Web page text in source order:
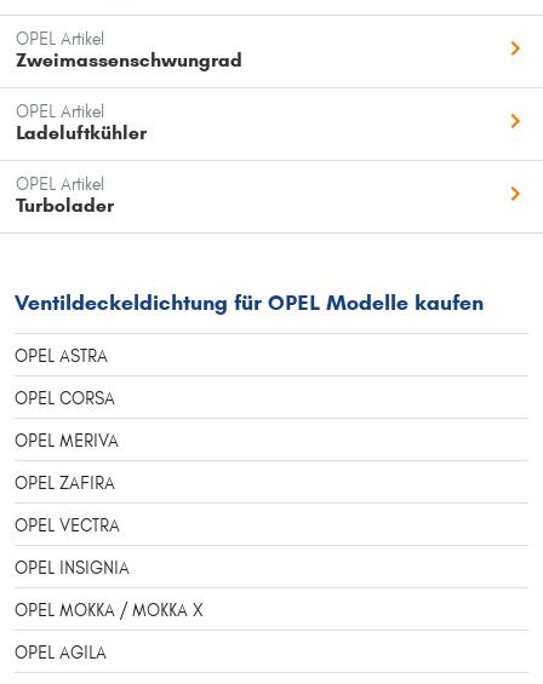
OPEL Artikel
Zweimassenschwungrad
OPEL Artikel
Ladeluftkühler
OPEL Artikel
Turbolader
Ventildeckeldichtung für OPEL Modelle kaufen
OPEL ASTRA
OPEL CORSA
OPEL MERIVA
OPEL ZAFIRA
OPEL VECTRA
OPEL INSIGNIA
OPEL MOKKA / MOKKA X
OPEL AGILA